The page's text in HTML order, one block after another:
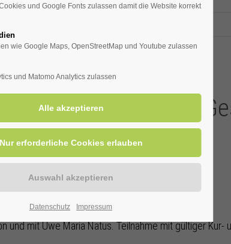
Gedichte und
mit Uwe Maria Natus. Teilnahme mit gültiger Kur-
und Google Fonts zulassen damit die Website korrekt
wie Google Maps, OpenStreetMap und Youtube zulassen
und Matomo Analytics zulassen
Datenschutz Impressum